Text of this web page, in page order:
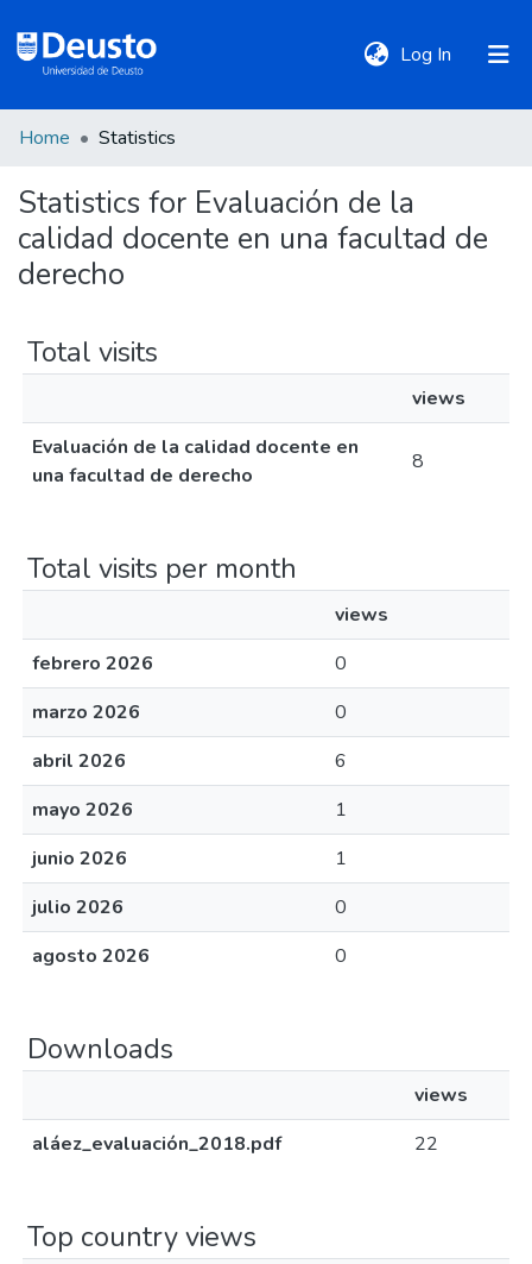
Log In (current)
Communities
&
All of DSpace
Policies
Home Statistics
Statistics for Evaluación de la
calidad docente en una facultad de
derecho
Total visits
views
Evaluación de la calidad docente en
una facultad de derecho
8
Total visits per month
views
febrero 2026
0
marzo 2026
0
abril 2026
6
mayo 2026
1
junio 2026
1
julio 2026
0
agosto 2026
0
Downloads
views
aláez_evaluación_2018.pdf
22
Top country views